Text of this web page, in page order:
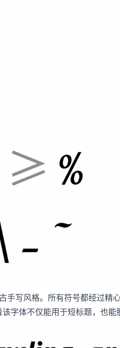
写风格。所有符号都经过精
字体不仅能用于短标题，也能